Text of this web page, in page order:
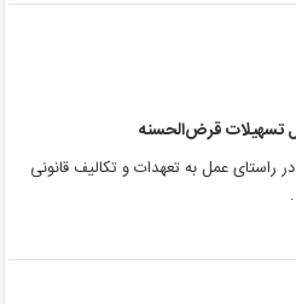
راستای عمل به تعهدات و تکالیف قانونی